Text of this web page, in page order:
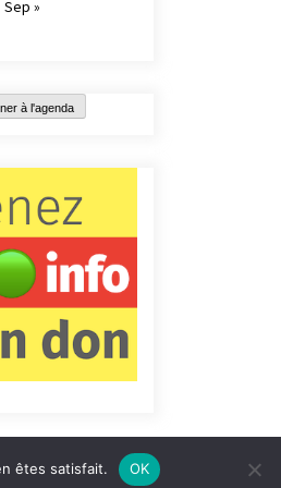
Sep »
à l'agenda
Informations légales
êtes satisfait. OK